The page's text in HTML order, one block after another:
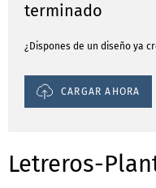
terminado
¿Dispones de un diseño ya
CARGAR AHORA